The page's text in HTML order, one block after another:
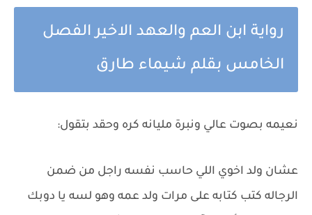
رواية ابن العم والعهد الاخير الفصل
الخامس بقلم شيماء طارق
نعيمه بصوت عالي ونبرة مليانه كره وحقد بتقول:
عشان ولد اخوي اللي حاسب نفسه راجل من ضمن
الرجاله كتب كتابه على مرات ولد عمه وهو لسه يا دوبك